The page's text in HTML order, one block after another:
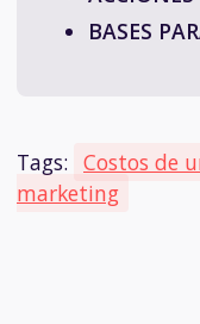
BASES
Tags: Costos de
marketing